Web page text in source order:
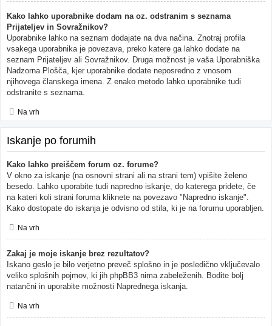
Kako lahko uporabnike dodam na oz. odstranim s seznama
Prijateljev in Sovražnikov?
Uporabnike lahko na seznam dodajate na dva načina. Znotraj profila
vsakega uporabnika je povezava, preko katere ga lahko dodate na
seznam Prijateljev ali Sovražnikov. Druga možnost je vaša Uporabniška
Nadzorna Plošča, kjer uporabnike dodate neposredno z vnosom
njihovega članskega imena. Z enako metodo lahko uporabnike tudi
odstranite s seznama.
Na vrh
Iskanje po forumih
Kako lahko preiščem forum oz. forume?
V okno za iskanje (na osnovni strani ali na strani tem) vpišite želeno
besedo. Lahko uporabite tudi napredno iskanje, do katerega pridete, če
na kateri koli strani foruma kliknete na povezavo "Napredno iskanje".
Kako dostopate do iskanja je odvisno od stila, ki je na forumu uporabljen.
Na vrh
Zakaj je moje iskanje brez rezultatov?
Iskano geslo je bilo verjetno preveč splošno in je posledično vključevalo
veliko splošnih pojmov, ki jih phpBB3 nima zabeleženih. Bodite bolj
natančni in uporabite možnosti Naprednega iskanja.
Na vrh